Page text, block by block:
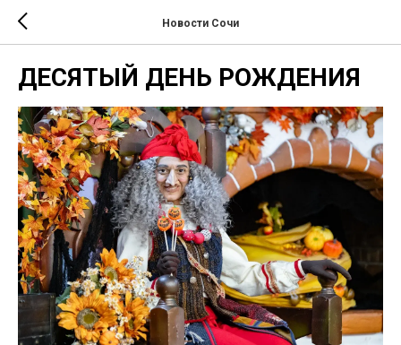
Новости Сочи
ДЕСЯТЫЙ ДЕНЬ РОЖДЕНИЯ